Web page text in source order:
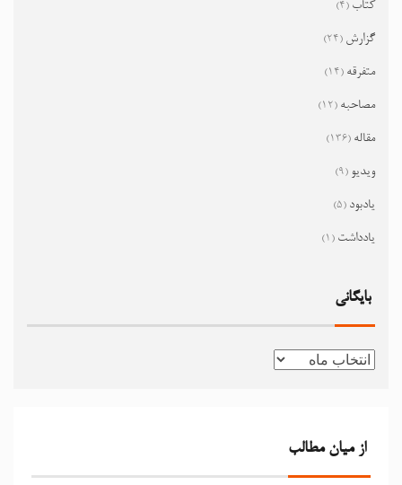
کتاب (4)
گزارش (24)
متفرقه (14)
مصاحبه (12)
مقاله (136)
ویدیو (9)
یادبود (5)
یادداشت (1)
بایگانی
از میان مطالب